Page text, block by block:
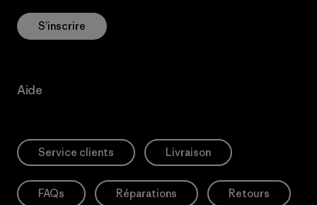
S’inscrire
Aide
Service clients Livraison
FAQs Réparations Retours